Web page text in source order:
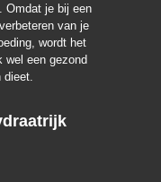
Omdat je bij een
van je
wordt het
wel een gezond